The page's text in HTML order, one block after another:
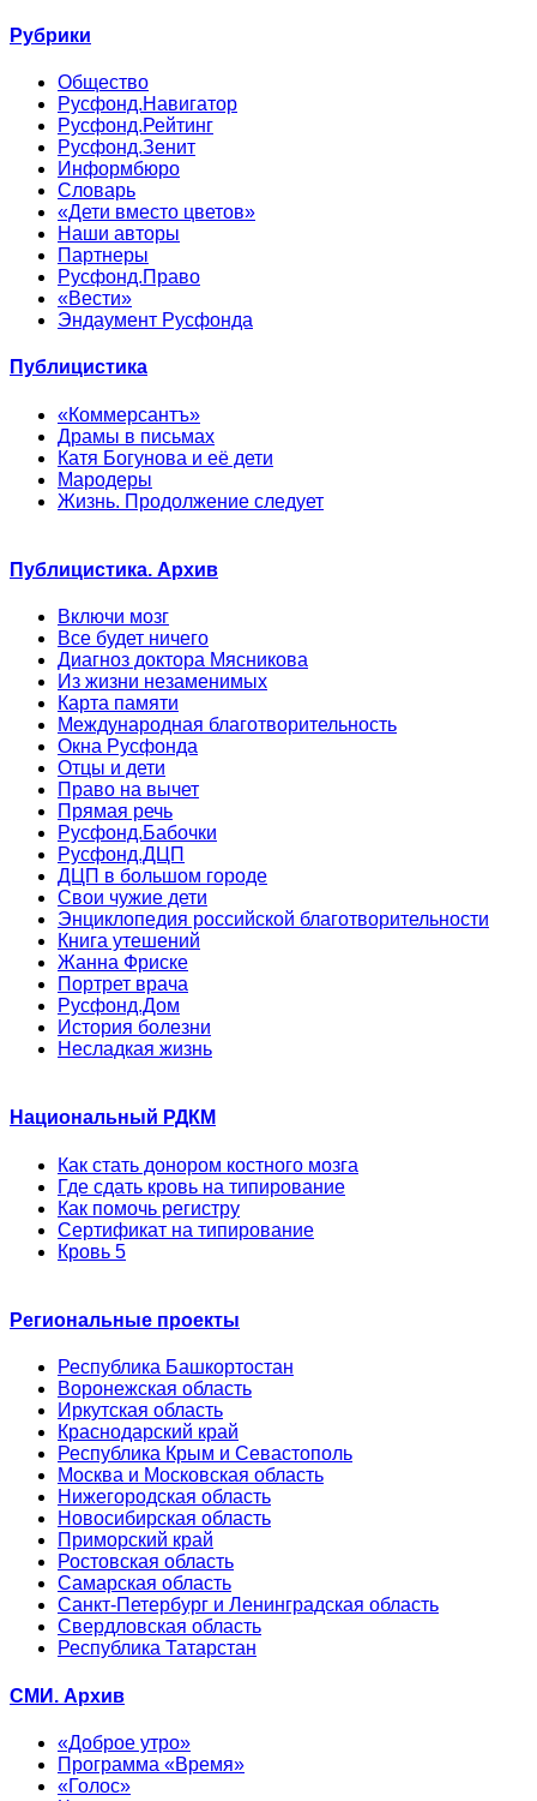
Рубрики
Общество
Русфонд.Навигатор
Русфонд.Рейтинг
Русфонд.Зенит
Информбюро
Словарь
«Дети вместо цветов»
Наши авторы
Партнеры
Русфонд.Право
«Вести»
Эндаумент Русфонда
Публицистика
«Коммерсантъ»
Драмы в письмах
Катя Богунова и её дети
Мародеры
Жизнь. Продолжение следует
Публицистика. Архив
Включи мозг
Все будет ничего
Диагноз доктора Мясникова
Из жизни незаменимых
Карта памяти
Международная благотворительность
Окна Русфонда
Отцы и дети
Право на вычет
Прямая речь
Русфонд.Бабочки
Русфонд.ДЦП
ДЦП в большом городе
Свои чужие дети
Энциклопедия российской благотворительности
Книга утешений
Жанна Фриске
Портрет врача
Русфонд.Дом
История болезни
Несладкая жизнь
Национальный РДКМ
Как стать донором костного мозга
Где сдать кровь на типирование
Как помочь регистру
Сертификат на типирование
Кровь 5
Региональные проекты
Республика Башкортостан
Воронежская область
Иркутская область
Краснодарский край
Республика Крым и Севастополь
Москва и Московская область
Нижегородская область
Новосибирская область
Приморский край
Ростовская область
Самарская область
Санкт-Петербург и Ленинградская область
Свердловская область
Республика Татарстан
СМИ. Архив
«Доброе утро»
Программа «Время»
«Голос»